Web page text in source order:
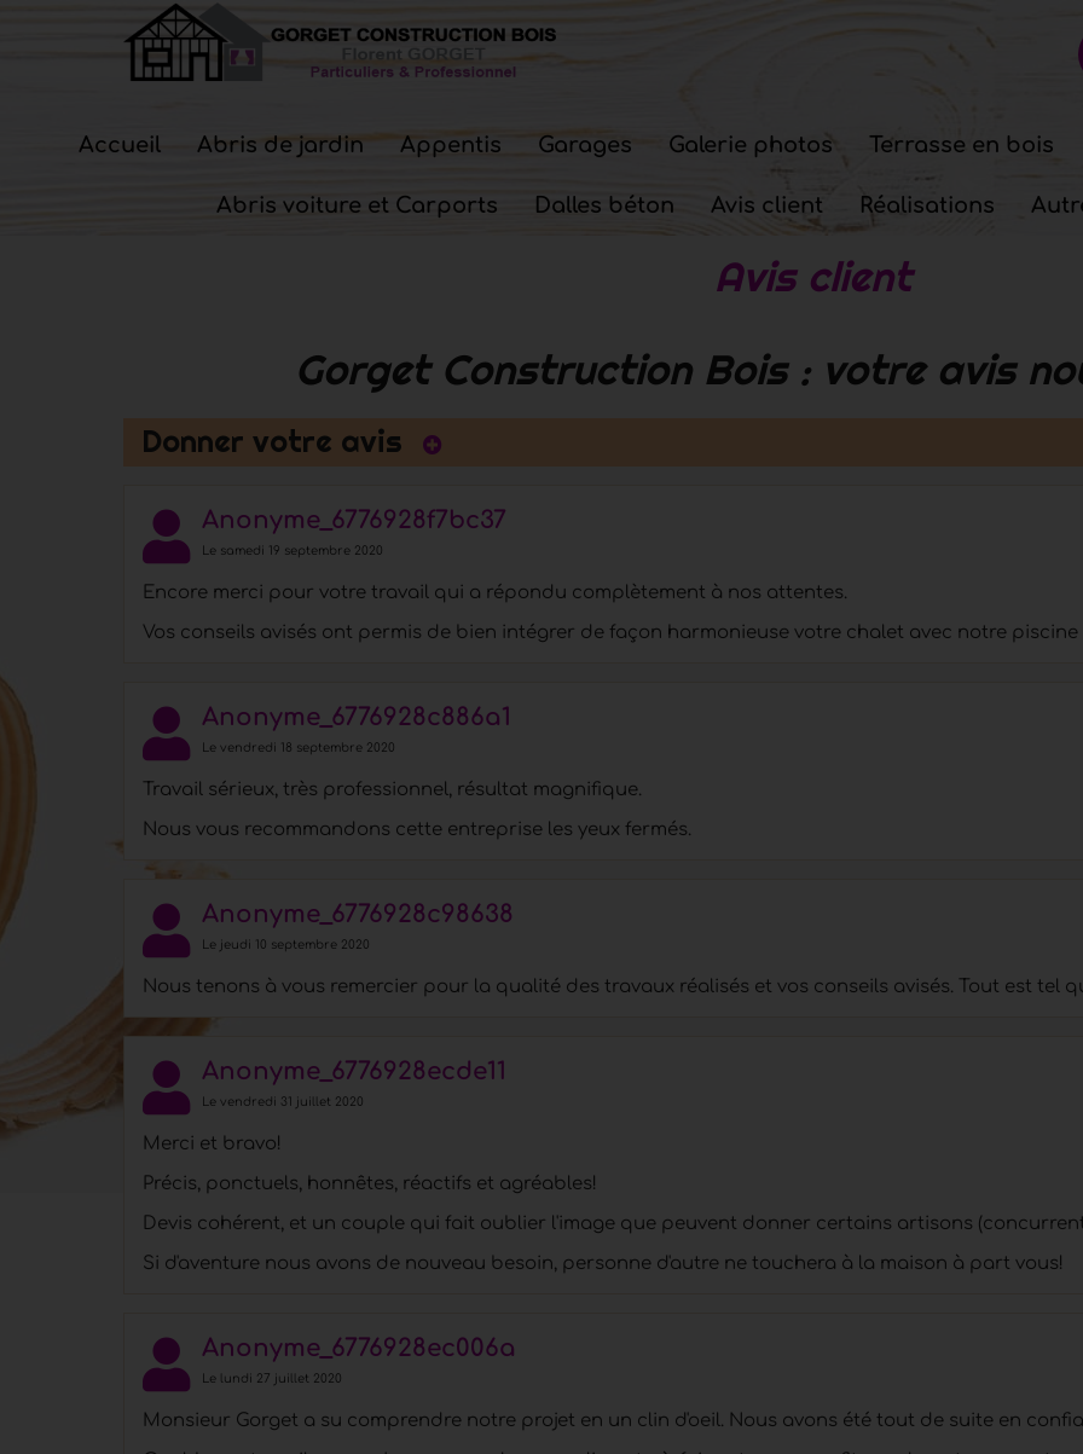
Accueil Abris de jardin Appentis Garages Galerie photos Terrasse en bois
Abris voiture et Carports Dalles béton Avis client Réalisations
Avis client
Gorget Construction Bois : votre avis
Donner votre avis
Anonyme_6776928f7bc37
Le samedi 19 septembre 2020
Encore merci pour votre travail qui a répondu complètement à nos attentes.
Vos conseils avisés ont permis de bien intégrer de façon harmonieuse votre chalet avec notre
Anonyme_6776928c886a1
Le vendredi 18 septembre 2020
Travail sérieux, très professionnel, résultat magnifique.
Nous vous recommandons cette entreprise les yeux fermés.
Anonyme_6776928c98638
Le jeudi 10 septembre 2020
Nous tenons à vous remercier pour la qualité des travaux réalisés et vos conseils avisés. Tout est tel
Anonyme_6776928ecde11
Le vendredi 31 juillet 2020
Merci et bravo!
Précis, ponctuels, honnêtes, réactifs et agréables!
Devis cohérent, et un couple qui fait oublier l'image que peuvent donner certains artisons
Si d'aventure nous avons de nouveau besoin, personne d'autre ne touchera à la maison à part vous!
Anonyme_6776928ec006a
Le lundi 27 juillet 2020
Monsieur Gorget a su comprendre notre projet en un clin d'oeil. Nous avons été tout de suite en